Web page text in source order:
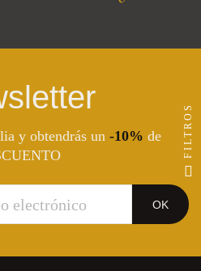
y obtendrás un -10% de
FILTROS